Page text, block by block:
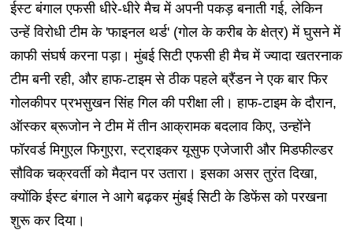
ईस्ट बंगाल एफसी धीरे-धीरे मैच में अपनी पकड़ बनाती गई, लेकिन
उन्हें विरोधी टीम के 'फाइनल थर्ड' (गोल के करीब के क्षेत्र) में घुसने में
काफी संघर्ष करना पड़ा। मुंबई सिटी एफसी ही मैच में ज्यादा खतरनाक
टीम बनी रही, और हाफ-टाइम से ठीक पहले ब्रैंडन ने एक बार फिर
गोलकीपर प्रभसुखन सिंह गिल की परीक्षा ली। हाफ-टाइम के दौरान,
ऑस्कर ब्रूजोन ने टीम में तीन आक्रामक बदलाव किए, उन्होंने
फॉरवर्ड मिगुएल फिगुएरा, स्ट्राइकर यूसुफ एजेजारी और मिडफील्डर
सौविक चक्रवर्ती को मैदान पर उतारा। इसका असर तुरंत दिखा,
क्योंकि ईस्ट बंगाल ने आगे बढ़कर मुंबई सिटी के डिफेंस को परखना
शुरू कर दिया।